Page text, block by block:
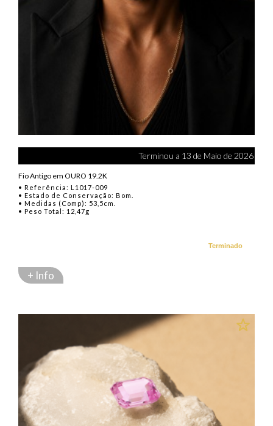
Terminou a 13 de Maio de 2026
Fio Antigo em OURO 19.2K
• Referência: L1017-009
• Estado de Conservação: Bom.
• Medidas (Comp): 53,5cm.
• Peso Total: 12,47g
Terminado
+ Info